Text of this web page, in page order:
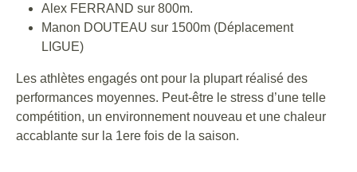
Alex FERRAND sur 800m.
Manon DOUTEAU sur 1500m (Déplacement
LIGUE)
Les athlètes engagés ont pour la plupart réalisé des
performances moyennes. Peut-être le stress d’une telle
compétition, un environnement nouveau et une chaleur
accablante sur la 1ere fois de la saison.